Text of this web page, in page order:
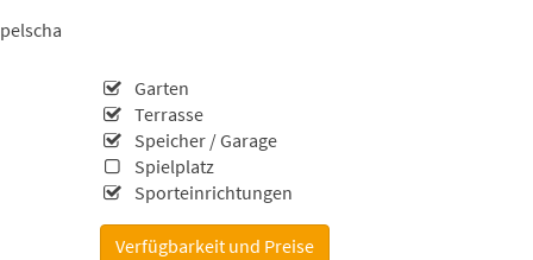
Garten
Terrasse
Speicher / Garage
Spielplatz
Sporteinrichtungen
Verfügbarkeit und Preise